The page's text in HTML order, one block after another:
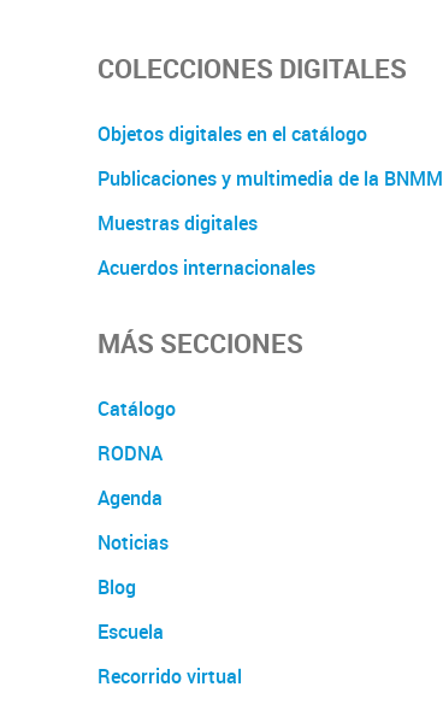
COLECCIONES DIGITALES
Objetos digitales en el catálogo
Publicaciones y multimedia de la BNMM
Muestras digitales
Acuerdos internacionales
MÁS SECCIONES
Catálogo
RODNA
Agenda
Noticias
Blog
Escuela
Recorrido virtual